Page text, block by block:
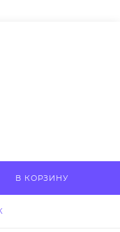
В КОРЗИНУ